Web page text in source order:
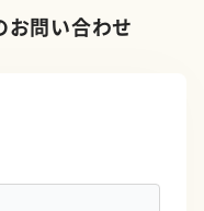
お問い合わせ